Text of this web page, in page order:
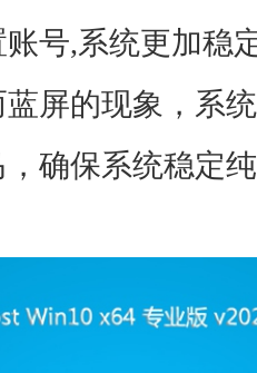
号,系统更加稳
屏的现象，系
确保系统稳定